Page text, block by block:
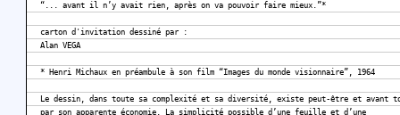
“... avant il n’y avait rien, après on va pouvoir faire mieux.”*
carton d'invitation dessiné par :
Alan VEGA
* Henri Michaux en préambule à son film “Images du monde visionnaire”, 1964
Le dessin, dans toute sa complexité et sa diversité, existe peut-être et avant
par son apparente économie. La simplicité possible d’une feuille et d’une